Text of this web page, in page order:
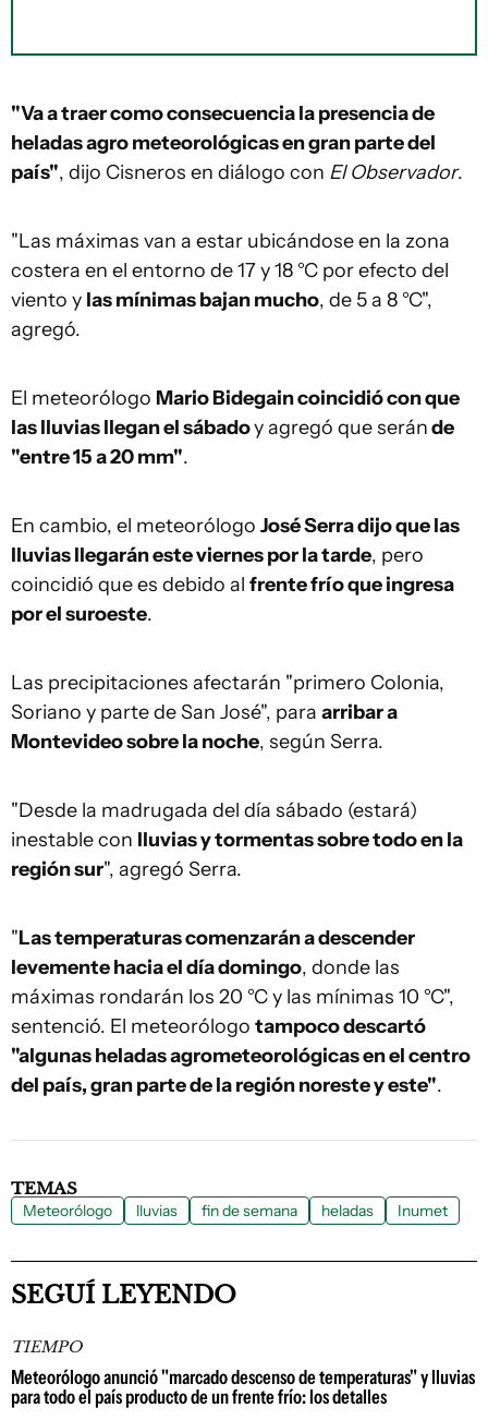
"Va a traer como consecuencia la presencia de
heladas agro meteorológicas en gran parte del
país", dijo Cisneros en diálogo con El Observador.
"Las máximas van a estar ubicándose en la zona
costera en el entorno de 17 y 18 °C por efecto del
viento y las mínimas bajan mucho, de 5 a 8 °C",
agregó.
El meteorólogo Mario Bidegain coincidió con que
las lluvias llegan el sábadoy agregó que seránde
"entre 15 a 20 mm".
En cambio, el meteorólogo José Serra dijo que las
lluvias llegarán este viernes por la tarde, pero
coincidió que es debido al frente frío que ingresa
por el suroeste.
Las precipitaciones afectarán "primero Colonia,
Soriano y parte de San José", para arribar a
Montevideo sobre la noche, según Serra.
"Desde la madrugada del día sábado (estará)
inestable con lluvias y tormentas sobre todo en la
región sur", agregó Serra.
"Las temperaturas comenzarán a descender
levemente hacia el día domingo, donde las
máximas rondarán los 20 °C y las mínimas 10 °C",
sentenció. El meteorólogo tampoco descartó
"algunas heladas agrometeorológicas en el centro
del país, gran parte de la región noreste y este".
TEMAS
Meteorólogo lluvias fin de semana heladas Inumet
SEGUÍ LEYENDO
TIEMPO
Meteorólogo anunció "marcado descenso de temperaturas" y lluvias
para todo el país producto de un frente frío: los detalles